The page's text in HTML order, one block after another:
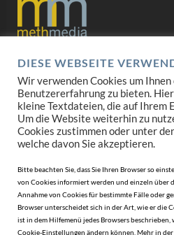
Datenschutz
Impressum
AGB
Mediadaten
DIESE WEBSEITE
Wir verwenden Cookies um
Benutzererfahrung zu bieten.
kleine Textdateien, die auf Ihrem
Um die Website weiterhin zu
Cookies zustimmen oder unter
welche davon Sie akzeptieren.
Bitte beachten Sie, dass Sie Ihren Browser so
von Cookies informiert werden und einzeln über
Annahme von Cookies für bestimmte Fälle oder
Browser unterscheidet sich in der Art, wie er die
ist in dem Hilfemenü jedes Browsers
Cookie-Einstellungen ändern können. Mehr in der